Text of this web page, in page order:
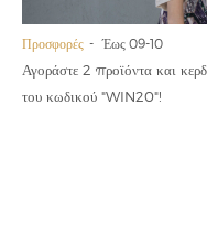
Προσφορές Έως 09-10
Αγοράστε 2 προϊόντα και
του κωδικού "WIN20"!